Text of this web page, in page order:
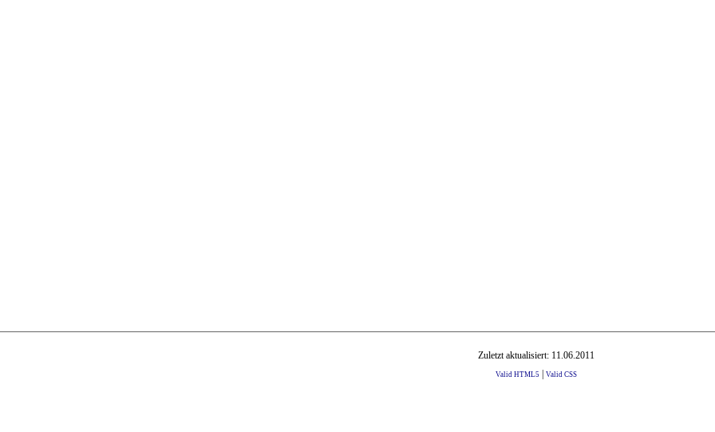
Zuletzt aktualisiert: 11.06.2011
Valid HTML5 Valid CSS